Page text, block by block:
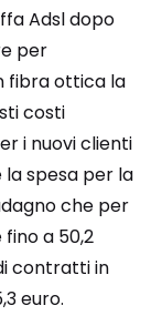
Adsl dopo
per
fibra ottica la
costi
i nuovi clienti
spesa per la
che per
a 50,2
contratti in
euro.